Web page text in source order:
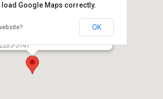
합인쇄
다산로 216(중구 신당동 292-46번지 )
5141
load Google Maps correctly.
OK